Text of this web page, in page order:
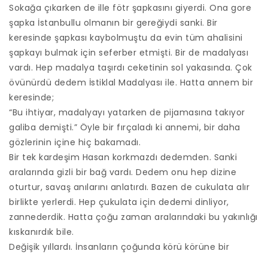
Sokağa çıkarken de ille fötr şapkasını giyerdi. Ona gore
şapka İstanbullu olmanın bir gereğiydi sanki. Bir
keresinde şapkası kaybolmuştu da evin tüm ahalisini
şapkayı bulmak için seferber etmişti. Bir de madalyası
vardı. Hep madalya taşırdı ceketinin sol yakasında. Çok
övünürdü dedem İstiklal Madalyası ile. Hatta annem bir
keresinde;
“Bu ihtiyar, madalyayı yatarken de pijamasına takıyor
galiba demişti.” Öyle bir fırçaladı ki annemi, bir daha
gözlerinin içine hiç bakamadı.
Bir tek kardeşim Hasan korkmazdı dedemden. Sanki
aralarında gizli bir bağ vardı. Dedem onu hep dizine
oturtur, savaş anılarını anlatırdı. Bazen de cukulata alır
birlikte yerlerdi. Hep çukulata için dedemi dinliyor,
zannederdik. Hatta çoğu zaman aralarındaki bu yakınlığı
kıskanırdık bile.
Değişik yıllardı. İnsanların çoğunda körü körüne bir